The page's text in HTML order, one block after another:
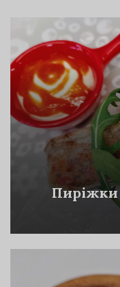
Пиріжки